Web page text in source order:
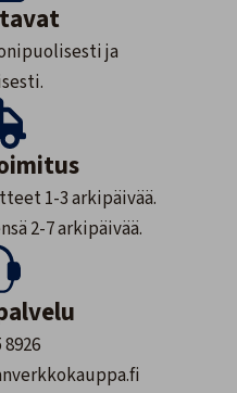
ja
1-3 arkipäivää.
2-7 arkipäivää.
8926